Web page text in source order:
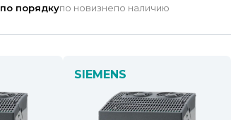
по порядкупо новизнепо наличию
SIEMENS